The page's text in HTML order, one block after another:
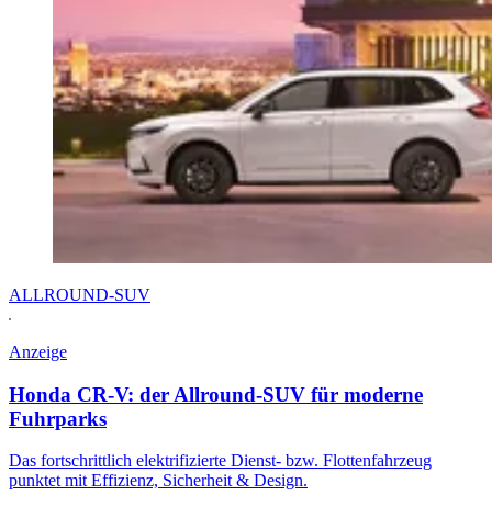
ALLROUND-SUV
Anzeige
Honda CR-V: der Allround-SUV für moderne
Fuhrparks
Das fortschrittlich elektrifizierte Dienst- bzw. Flottenfahrzeug
punktet mit Effizienz, Sicherheit & Design.